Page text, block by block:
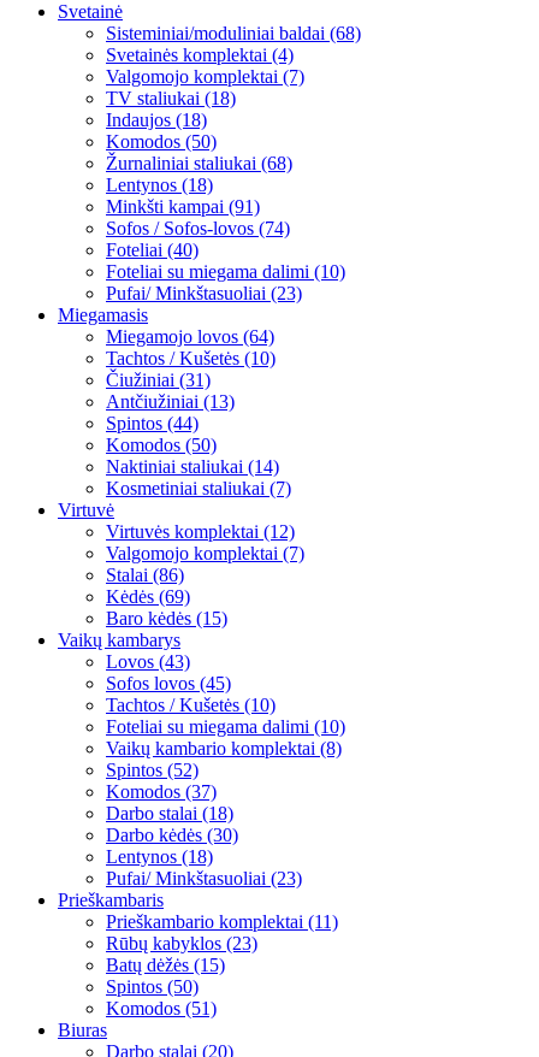
Svetainė
Sisteminiai/moduliniai baldai (68)
Svetainės komplektai (4)
Valgomojo komplektai (7)
TV staliukai (18)
Indaujos (18)
Komodos (50)
Žurnaliniai staliukai (68)
Lentynos (18)
Minkšti kampai (91)
Sofos / Sofos-lovos (74)
Foteliai (40)
Foteliai su miegama dalimi (10)
Pufai/ Minkštasuoliai (23)
Miegamasis
Miegamojo lovos (64)
Tachtos / Kušetės (10)
Čiužiniai (31)
Antčiužiniai (13)
Spintos (44)
Komodos (50)
Naktiniai staliukai (14)
Kosmetiniai staliukai (7)
Virtuvė
Virtuvės komplektai (12)
Valgomojo komplektai (7)
Stalai (86)
Kėdės (69)
Baro kėdės (15)
Vaikų kambarys
Lovos (43)
Sofos lovos (45)
Tachtos / Kušetės (10)
Foteliai su miegama dalimi (10)
Vaikų kambario komplektai (8)
Spintos (52)
Komodos (37)
Darbo stalai (18)
Darbo kėdės (30)
Lentynos (18)
Pufai/ Minkštasuoliai (23)
Prieškambaris
Prieškambario komplektai (11)
Rūbų kabyklos (23)
Batų dėžės (15)
Spintos (50)
Komodos (51)
Biuras
Darbo stalai (20)